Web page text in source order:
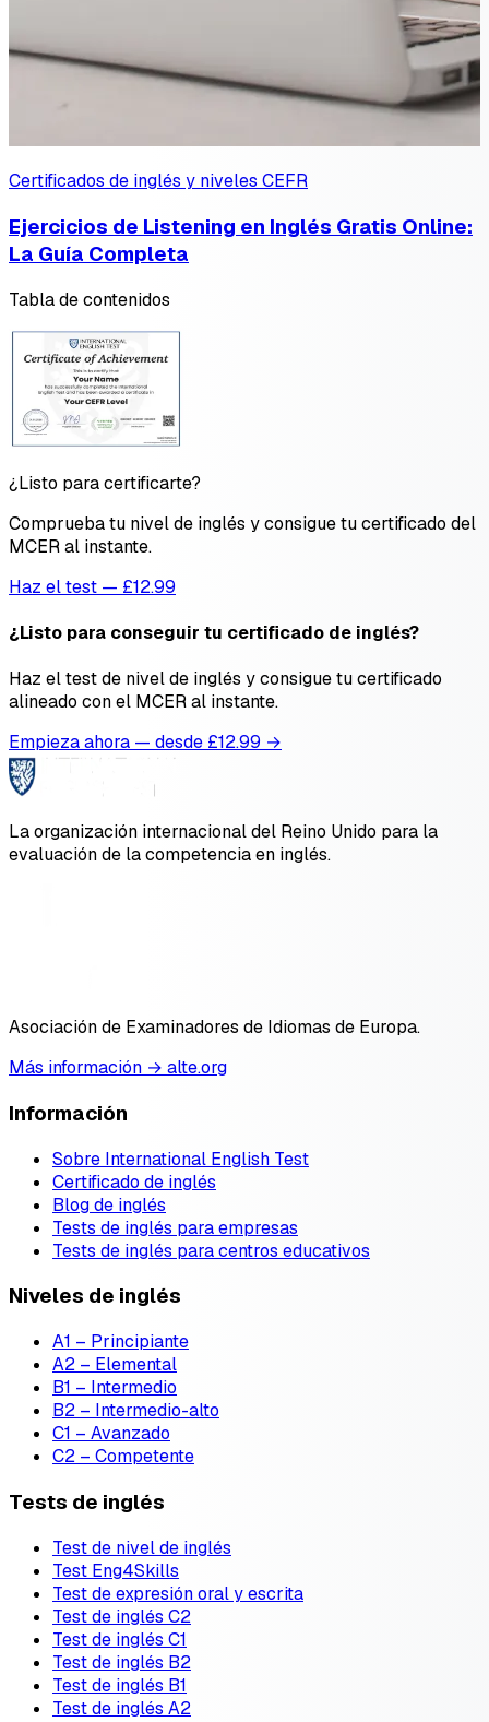
Certificados de inglés y niveles CEFR
Ejercicios de Listening en Inglés Gratis Online:
La Guía Completa
Tabla de contenidos
¿Listo para certificarte?
Comprueba tu nivel de inglés y consigue tu certificado del
MCER al instante.
Haz el test — £12.99
¿Listo para conseguir tu certificado de inglés?
Haz el test de nivel de inglés y consigue tu certificado
alineado con el MCER al instante.
Empieza ahora — desde £12.99 →
La organización internacional del Reino Unido para la
evaluación de la competencia en inglés.
Asociación de Examinadores de Idiomas de Europa.
Más información → alte.org
Información
Sobre International English Test
Certificado de inglés
Blog de inglés
Tests de inglés para empresas
Tests de inglés para centros educativos
Niveles de inglés
A1 – Principiante
A2 – Elemental
B1 – Intermedio
B2 – Intermedio-alto
C1 – Avanzado
C2 – Competente
Tests de inglés
Test de nivel de inglés
Test Eng4Skills
Test de expresión oral y escrita
Test de inglés C2
Test de inglés C1
Test de inglés B2
Test de inglés B1
Test de inglés A2